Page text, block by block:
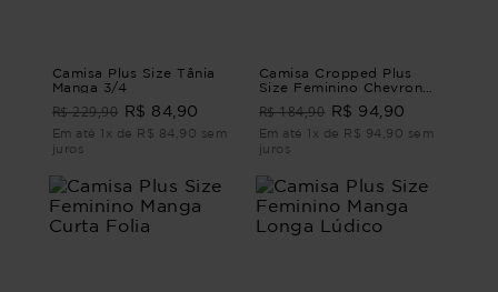
Camisa Plus Size Tânia
Manga 3/4
R$ 229,90 R$ 84,90
Em até 1x de R$ 84,90 sem
juros
Camisa Cropped Plus
Size Feminino Chevron
Manga Curta
R$ 184,90 R$ 94,90
Em até 1x de R$ 94,90 sem
juros